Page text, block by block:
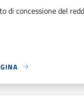
di concessione del